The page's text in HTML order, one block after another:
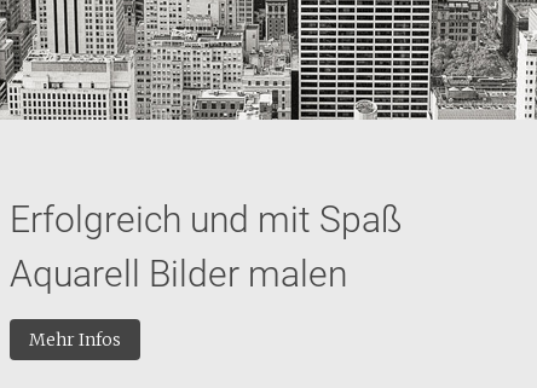
Erfolgreich und mit Spaß
Aquarell Bilder malen
Mehr Infos